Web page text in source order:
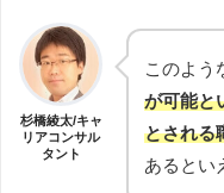
杉橋綾太/キャ
リアコンサル
タント
このよう
が可能と
とされる
あるとい